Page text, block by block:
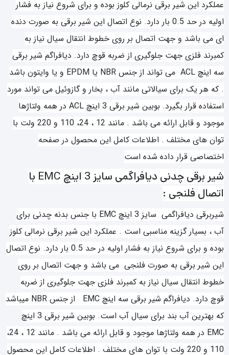
عملکرد این شیر برقی نرمالی کلوز بوده و برای شروع نیاز به فشار
اولیه در حد 0.5 بار دارد. نوع اتصال این شیر برقی به صورت دنده
ای می باشد و جهت اتصال بر روی خطوط انتقال سیال نیاز به
کمبرند فلزی جهت جلوگیری از ضربه قوچ دارد. دیافراگم شیر برقی
سه اینچ ACL می تواند از جنس NBR یا EPDM و یا وایتون باشد
. که هر یک برای سیالاتی مانند آب ، بخار و گازوئیل می تواند مورد
استفاده قرار بگیرد. بوبین شیر برقی 3 اینچ ACL در همه ولتاژها
موجود و قابل ارائه می باشد . مانند 12 ، 24، 110 و 220 ولت با
توان های مختلف . اطلاعات کامل این محصول در صفحه
اختصاصی قرار داده شده است
شیر برقی چدنی دیافراگمی سایز 3 اینچ EMC با
اتصال فلنجی :
شیربرقی دیافراگمی سایز 3 اینچ EMC با جنس بدنه چدنی برای
آب ، بسیار گزینه مناسبی است . عملکرد این شیر برقی نرمالی کلوز
بوده و برای شروع نیاز به فشار اولیه در حد 0.5 بار دارد. نوع اتصال
این شیر برقی به صورت فلنجی می باشد و جهت اتصال بر روی
خطوط انتقال سیال نیاز به کمبرند فلزی جهت جلوگیری از ضربه
قوچ دارد. دیافراگم شیر برقی سه اینچ EMC از جنس NBR میباشد
که بهترین آب بند برای سیال آب است. بوبین شیر برقی 3 اینچ
EMC در همه ولتاژها موجود و قابل ارائه می باشد . مانند 12 ، 24،
110 و 220 ولت با توان های مختلف . اطلاعات کامل این محصول